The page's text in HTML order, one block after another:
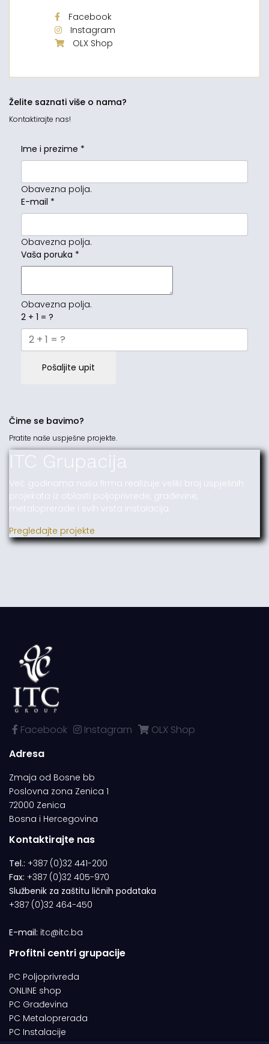
Facebook
Instagram
OLX Shop
Želite saznati više o nama?
Kontaktirajte nas!
Ime i prezime *
Obavezna polja.
E-mail *
Obavezna polja.
Vaša poruka *
Obavezna polja.
2 + 1 = ?
Pošaljite upit
Čime se bavimo?
Pratite naše uspješne projekte.
ITC Grupacija
Već godinama naša firma realizuje veliki broj uspješnih
projekata iz oblasti poljoprivrede, građevine,
metaloprerade i svih vrsta instalacija.
Pregledajte projekte
Facebook Instagram
OLX Shop
Adresa
Zmaja od Bosne bb
Poslovna zona Zenica 1
72000 Zenica
Bosna i Hercegovina
Kontaktirajte nas
Tel.: +387 (0)32 441-200
Fax: +387 (0)32 405-970
Službenik za zaštitu ličnih podataka
+387 (0)32 464-450
E-mail: itc@itc.ba
Profitni centri grupacije
PC Poljoprivreda
ONLINE shop
PC Građevina
PC Metaloprerada
PC Instalacije